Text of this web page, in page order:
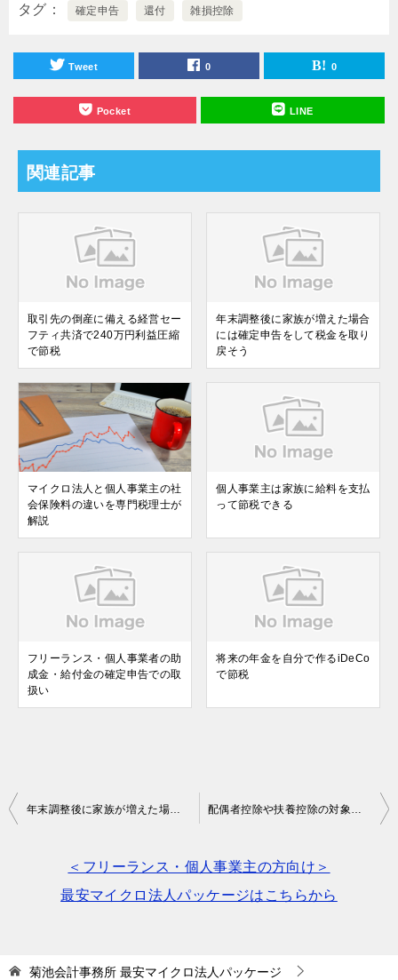
タグ 確定申告 還付 雑損控除
Tweet 0 0
Pocket LINE
関連記事
取引先の倒産に備える経営セー
フティ共済で240万円利益圧縮
で節税
年末調整後に家族が増えた場合
には確定申告をして税金を取り
戻そう
マイクロ法人と個人事業主の社
会保険料の違いを専門税理士が
解説
個人事業主は家族に給料を支払
って節税できる
フリーランス・個人事業者の助
成金・給付金の確定申告での取
扱い
将来の年金を自分で作るiDeCo
で節税
投
＜フリーランス・個人事業主の方向け＞
最安マイクロ法人パッケージはこちらから
菊池会計事務所 最安マイクロ法人パッケージ